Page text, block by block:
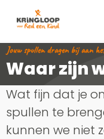
Kringloop
Red
een
kind
Jouw spullen dragen bij aan
Waar zijn
Wat fijn dat je
spullen te
kunnen we niet